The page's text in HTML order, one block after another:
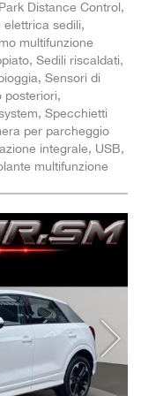
Distance Control,
elettrica sedili,
multifunzione
Sedili riscaldati,
Sensori di
posteriori,
Specchietti
per parcheggio
integrale, USB,
multifunzione